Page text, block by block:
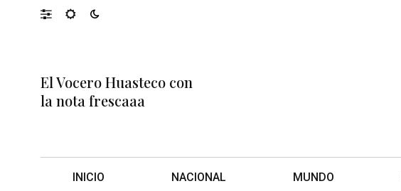
El Vocero Huasteco con
la nota frescaaa
INICIO NACIONAL MUNDO